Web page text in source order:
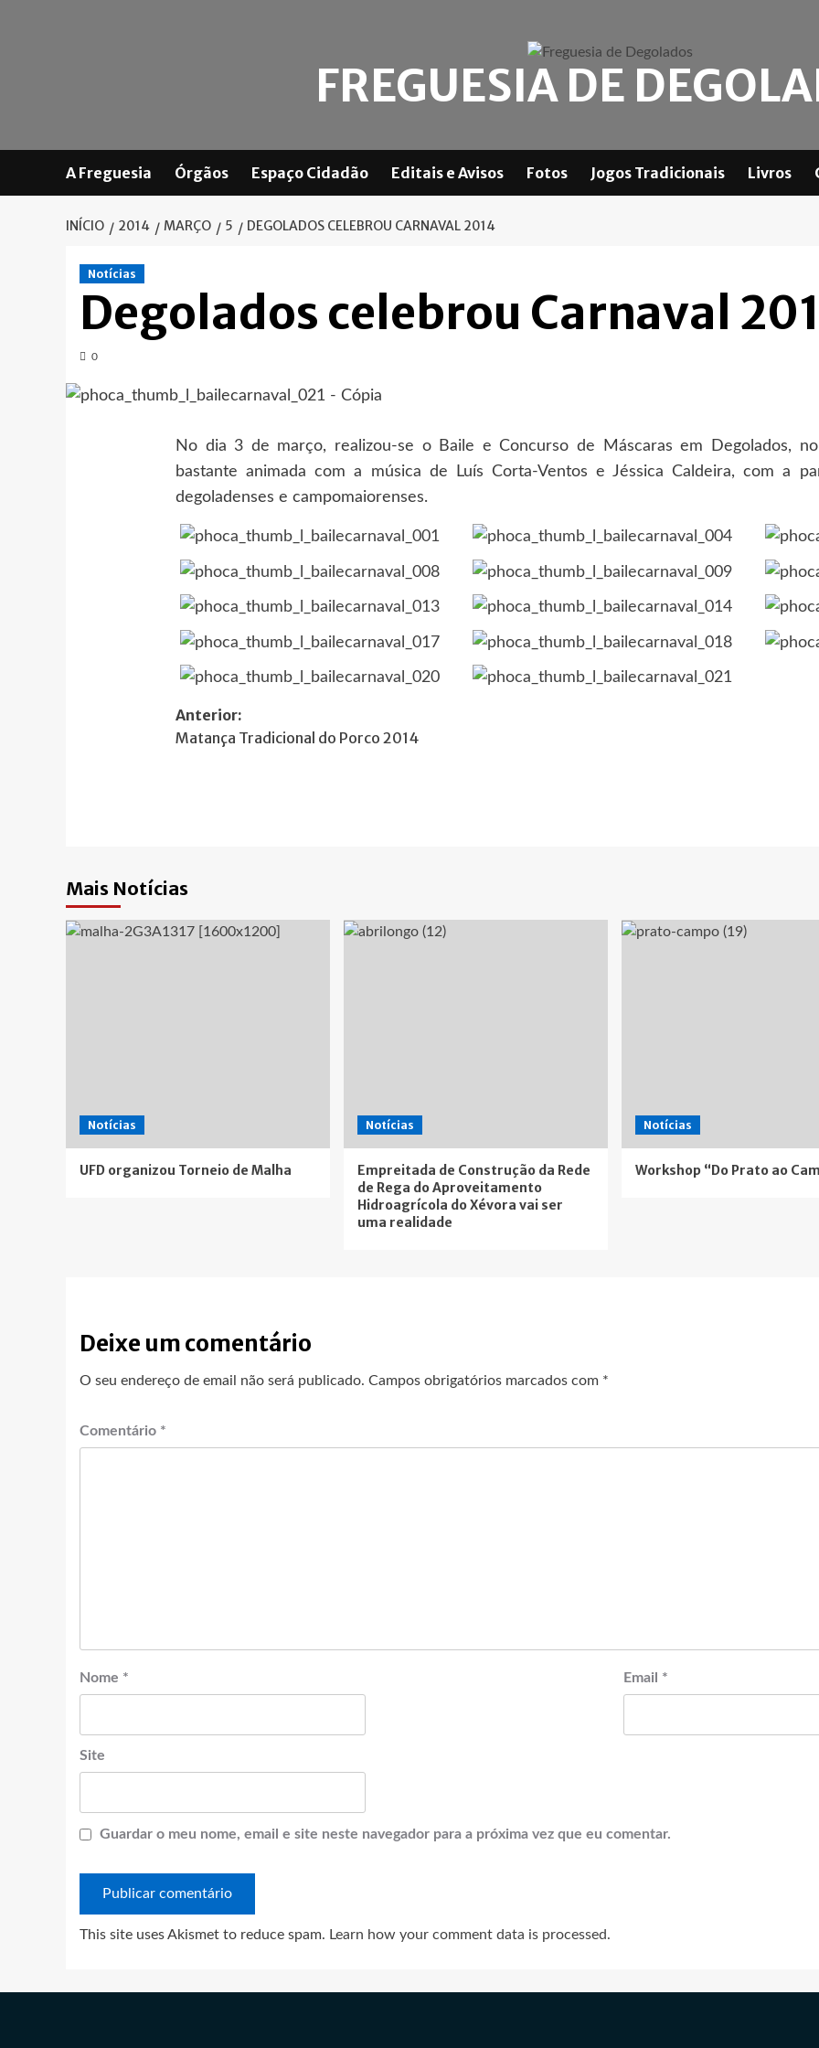
FREGUESIA DE
A Freguesia Órgãos Espaço Cidadão Editais e Avisos Fotos Jogos Tradicionais Livros
INÍCIO 2014 MARÇO 5 DEGOLADOS CELEBROU CARNAVAL 2014
Notícias
Degolados celebrou Carnaval
0
No dia 3 de março, realizou-se o Baile e Concurso de Máscaras em Degolados,
bastante animada com a música de Luís Corta-Ventos e Jéssica Caldeira, com a
degoladenses e campomaiorenses.
Navegação
de
Anterior:
Matança Tradicional do Porco 2014
Mais Notícias
Notícias
UFD organizou Torneio de Malha
Notícias
Empreitada de Construção da Rede
de Rega do Aproveitamento
Hidroagrícola do Xévora vai ser
uma realidade
Notícias
Workshop “Do Prato ao
Deixe um comentário
O seu endereço de email não será publicado. Campos obrigatórios marcados com *
Comentário *
Nome * Email *
Site
Guardar o meu nome, email e site neste navegador para a próxima vez que eu comentar.
This site uses Akismet to reduce spam. Learn how your comment data is processed.